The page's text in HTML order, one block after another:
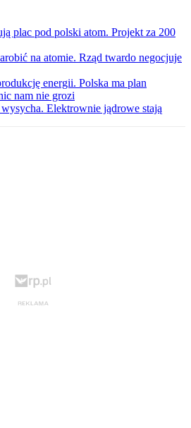
plac pod polski atom. Projekt za 200
na atomie. Rząd twardo negocjuje
energii. Polska ma plan
nam nie grozi
Elektrownie jądrowe stają